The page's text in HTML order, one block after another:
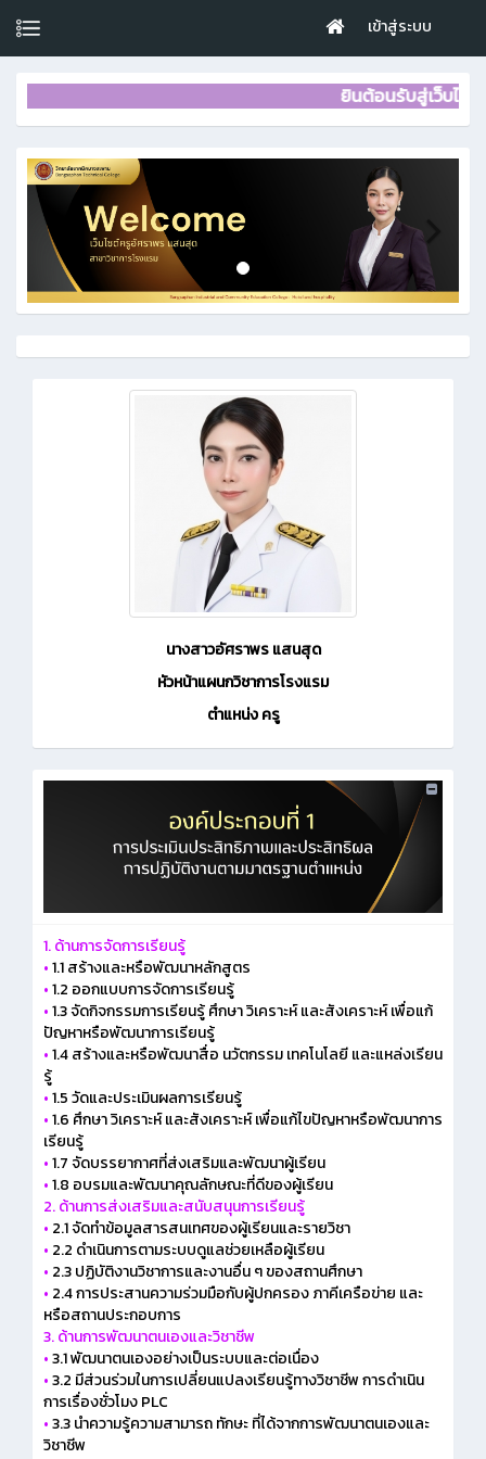
เข้าสู่ระบบ
ยินต้อนรับสู่เว็บไซต์ครูอั
นางสาวอัศราพร แสนสุด
หัวหน้าแผนกวิชาการโรงแรม
ตำแหน่ง ครู
1. ด้านการจัดการเรียนรู้
•1.1 สร้างและหรือพัฒนาหลักสูตร
•1.2 ออกแบบการจัดการเรียนรู้
•1.3 จัดกิจกรรมการเรียนรู้ ศึกษา วิเคราะห์ และสังเคราะห์ เพื่อแก้
ปัญหาหรือพัฒนาการเรียนรู้
•1.4 สร้างและหรือพัฒนาสื่อ นวัตกรรม เทคโนโลยี และแหล่งเรียน
รู้
•1.5 วัดและประเมินผลการเรียนรู้
•1.6 ศึกษา วิเคราะห์ และสังเคราะห์ เพื่อแก้ไขปัญหาหรือพัฒนาการ
เรียนรู้
•1.7 จัดบรรยากาศที่ส่งเสริมและพัฒนาผู้เรียน
•1.8 อบรมและพัฒนาคุณลักษณะที่ดีของผู้เรียน
2. ด้านการส่งเสริมและสนับสนุนการเรียนรู้
• 2.1 จัดทำข้อมูลสารสนเทศของผู้เรียนและรายวิชา
• 2.2 ดำเนินการตามระบบดูแลช่วยเหลือผู้เรียน
• 2.3 ปฏิบัติงานวิชาการและงานอื่น ๆ ของสถานศึกษา
• 2.4 การประสานความร่วมมือกับผู้ปกครอง ภาคีเครือข่าย และ
หรือสถานประกอบการ
3. ด้านการพัฒนาตนเองและวิชาชีพ
•3.1 พัฒนาตนเองอย่างเป็นระบบและต่อเนื่อง
•3.2 มีส่วนร่วมในการเปลี่ยนแปลงเรียนรู้ทางวิชาชีพ การดำเนิน
การเรื่องชั่วโมง PLC
•3.3 นำความรู้ความสามารถ ทักษะ ที่ได้จากการพัฒนาตนเองและ
วิชาชีพ